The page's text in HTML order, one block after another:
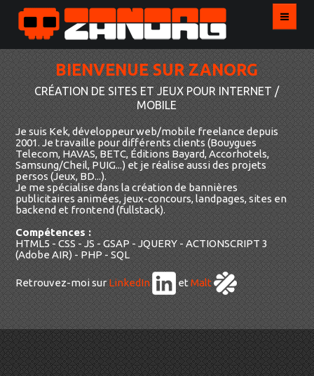
HOME
RÉALISATIONS
CONTACT
BLOG
ENGLISH
BIENVENUE SUR ZANORG
CRÉATION DE SITES ET JEUX POUR INTERNET /
MOBILE
Je suis Kek, développeur web/mobile freelance depuis
2001. Je travaille pour différents clients (Bouygues
Telecom, HAVAS, BETC, Éditions Bayard, Accorhotels,
Samsung/Cheil, PUIG...) et je réalise aussi des projets
persos (Jeux, BD...).
Je me spécialise dans la création de bannières
publicitaires animées, jeux-concours, landpages, sites en
backend et frontend (fullstack).
Compétences :
HTML5 - CSS - JS - GSAP - JQUERY - ACTIONSCRIPT 3
(Adobe AIR) - PHP - SQL
Retrouvez-moi surLinkedIn etMalt